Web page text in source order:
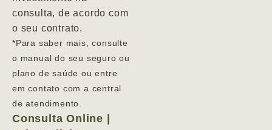
consulta, de acordo com
o seu contrato.
*Para saber mais, consulte
o manual do seu seguro ou
plano de saúde ou entre
em contato com a central
de atendimento.
Consulta Online |